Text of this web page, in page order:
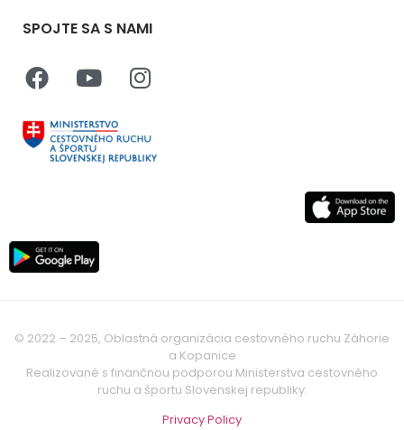
SPOJTE SA S NAMI
© 2022 – 2025, Oblastná organizácia cestovného ruchu Záhorie
a Kopanice
Realizované s finančnou podporou Ministerstva cestovného
ruchu a športu Slovenskej republiky.
Privacy Policy